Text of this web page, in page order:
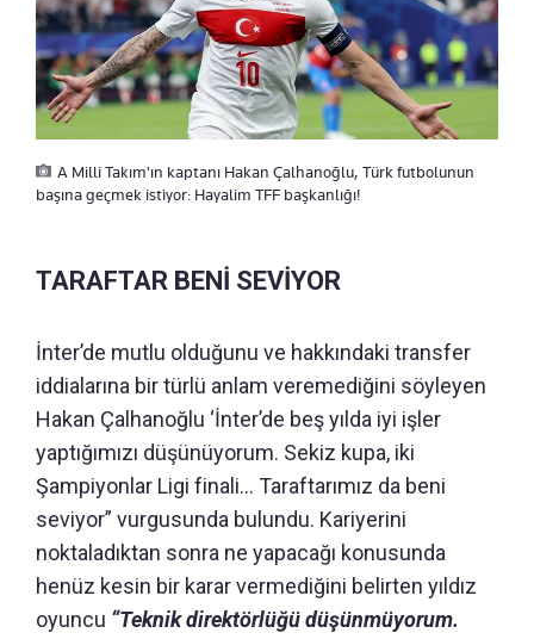
A Milli Takım'ın kaptanı Hakan Çalhanoğlu, Türk futbolunun
başına geçmek istiyor: Hayalim TFF başkanlığı!
TARAFTAR BENİ SEVİYOR
İnter’de mutlu olduğunu ve hakkındaki transfer
iddialarına bir türlü anlam veremediğini söyleyen
Hakan Çalhanoğlu ‘İnter’de beş yılda iyi işler
yaptığımızı düşünüyorum. Sekiz kupa, iki
Şampiyonlar Ligi finali… Taraftarımız da beni
seviyor” vurgusunda bulundu. Kariyerini
noktaladıktan sonra ne yapacağı konusunda
henüz kesin bir karar vermediğini belirten yıldız
oyuncu “Teknik direktörlüğü düşünmüyorum.